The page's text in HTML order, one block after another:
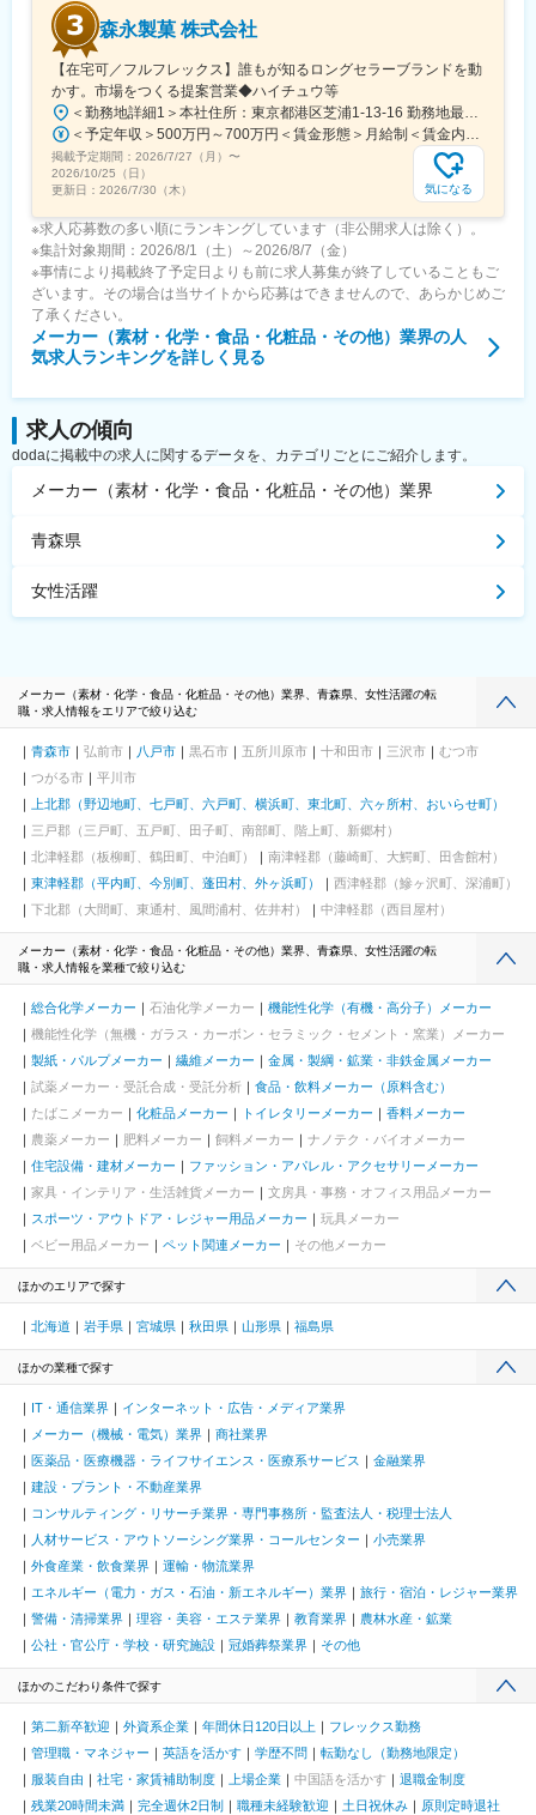
森永製菓 株式会社
【在宅可／フルフレックス】誰もが知るロングセラーブランドを動
かす。市場をつくる提案営業◆ハイチュウ等
掲載予定期間： 2026/7/27（月） 〜
2026/10/25（日）
更新日： 2026/7/30（木） 気になる
※求人応募数の多い順にランキングしています（非公開求人は除く）。
※集計対象期間：2026/8/1（土）～2026/8/7（金）
※事情により掲載終了予定日よりも前に求人募集が終了していることもご
ざいます。その場合は当サイトから応募はできませんので、あらかじめご
了承ください。
メーカー（素材・化学・食品・化粧品・その他）業界の人
気求人ランキングを詳しく見る
求人の傾向
dodaに掲載中の求人に関するデータを、カテゴリごとにご紹介します。
メーカー（素材・化学・食品・化粧品・その他）業界
青森県
女性活躍
メーカー（素材・化学・食品・化粧品・その他）業界、青森県、女性活躍の転
職・求人情報をエリアで絞り込む
青森市 弘前市 八戸市 黒石市 五所川原市 十和田市 三沢市
むつ市
つがる市
平川市
上北郡（野辺地町、七戸町、六戸町、横浜町、東北町、六ヶ所村、おいらせ町）
三戸郡（三戸町、五戸町、田子町、南部町、階上町、新郷村）
北津軽郡（板柳町、鶴田町、中泊町）
南津軽郡（藤崎町、大鰐町、田舎館村）
東津軽郡（平内町、今別町、蓬田村、外ヶ浜町）
西津軽郡（鰺ヶ沢町、深浦町）
下北郡（大間町、東通村、風間浦村、佐井村）
中津軽郡（西目屋村）
メーカー（素材・化学・食品・化粧品・その他）業界、青森県、女性活躍の転
職・求人情報を業種で絞り込む
総合化学メーカー 石油化学メーカー
機能性化学（有機・高分子）メーカー
機能性化学（無機・ガラス・カーボン・セラミック・セメント・窯業）メーカー
製紙・パルプメーカー
繊維メーカー
金属・製綱・鉱業・非鉄金属メーカー
試薬メーカー・受託合成・受託分析
食品・飲料メーカー（原料含む）
たばこメーカー
化粧品メーカー トイレタリーメーカー
香料メーカー
農薬メーカー
肥料メーカー 飼料メーカー
ナノテク・バイオメーカー
住宅設備・建材メーカー
ファッション・アパレル・アクセサリーメーカー
家具・インテリア・生活雑貨メーカー
文房具・事務・オフィス用品メーカー
スポーツ・アウトドア・レジャー用品メーカー
玩具メーカー
ベビー用品メーカー
ペット関連メーカー その他メーカー
ほかのエリアで探す
北海道 岩手県 宮城県 秋田県 山形県 福島県
ほかの業種で探す
IT・通信業界
インターネット・広告・メディア業界
メーカー（機械・電気）業界
商社業界
医薬品・医療機器・ライフサイエンス・医療系サービス
金融業界
建設・プラント・不動産業界
コンサルティング・リサーチ業界・専門事務所・監査法人・税理士法人
人材サービス・アウトソーシング業界・コールセンター
小売業界
外食産業・飲食業界
運輸・物流業界
エネルギー（電力・ガス・石油・新エネルギー）業界
旅行・宿泊・レジャー業界
警備・清掃業界
理容・美容・エステ業界 教育業界
農林水産・鉱業
公社・官公庁・学校・研究施設
冠婚葬祭業界 その他
ほかのこだわり条件で探す
第二新卒歓迎 外資系企業 年間休日120日以上
フレックス勤務
管理職・マネジャー
英語を活かす 学歴不問
転勤なし（勤務地限定）
服装自由
社宅・家賃補助制度 上場企業 中国語を活かす
退職金制度
残業20時間未満
完全週休2日制 職種未経験歓迎 土日祝休み 原則定時退社